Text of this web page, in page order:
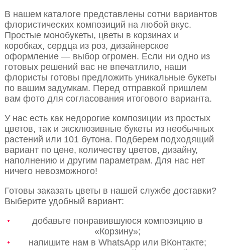
В нашем каталоге представлены сотни вариантов
флористических композиций на любой вкус.
Простые монобукеты, цветы в корзинах и
коробках, сердца из роз, дизайнерское
оформление — выбор огромен. Если ни одно из
готовых решений вас не впечатлило, наши
флористы готовы предложить уникальные букеты
по вашим задумкам. Перед отправкой пришлем
вам фото для согласования итогового варианта.
У нас есть как недорогие композиции из простых
цветов, так и эксклюзивные букеты из необычных
растений или 101 бутона. Подберем подходящий
вариант по цене, количеству цветов, дизайну,
наполнению и другим параметрам. Для нас нет
ничего невозможного!
Готовы заказать цветы в нашей службе доставки?
Выберите удобный вариант:
добавьте понравившуюся композицию в
«Корзину»;
напишите нам в WhatsApp или ВКонтакте;